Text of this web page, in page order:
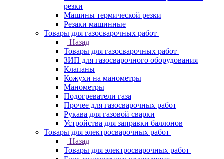
резки
Машины термической резки
Резаки машинные
Товары для газосварочных работ
Назад
Товары для газосварочных работ
ЗИП для газосварочного оборудования
Клапаны
Кожухи на манометры
Манометры
Подогреватели газа
Прочее для газосварочных работ
Рукава для газовой сварки
Устройства для заправки баллонов
Товары для электросварочных работ
Назад
Товары для электросварочных работ